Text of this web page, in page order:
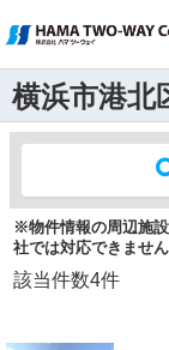
横浜市港北
※物件情報の周辺施
社では対応できません
該当件数4件